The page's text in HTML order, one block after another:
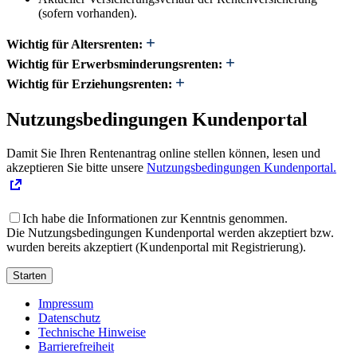
(sofern vorhanden).
Wichtig für Altersrenten:
Wichtig für Erwerbsminderungsrenten:
Wichtig für Erziehungsrenten:
Nutzungsbedingungen Kundenportal
Damit Sie Ihren Rentenantrag online stellen können, lesen und
akzeptieren Sie bitte unsere Nutzungsbedingungen Kundenportal.
Ich habe die Informationen zur Kenntnis genommen.
Die Nutzungsbedingungen Kundenportal werden akzeptiert bzw.
wurden bereits akzeptiert (Kundenportal mit Registrierung).
Starten
Impressum
Datenschutz
Technische Hinweise
Barrierefreiheit